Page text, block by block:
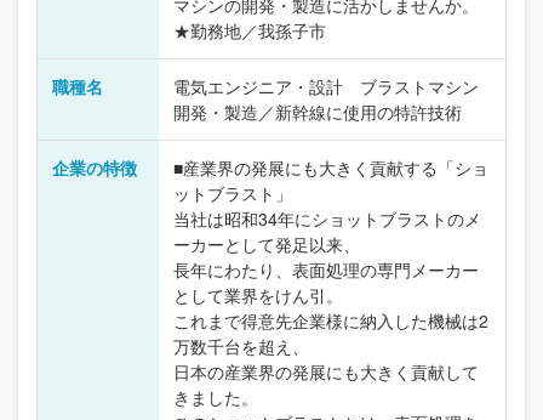
★勤務地／我孫子市
職種名
電気エンジニア・設計 ブラストマシン
開発・製造／新幹線に使用の特許技術
企業の特徴
■産業界の発展にも大きく貢献する「ショ
ットブラスト」
当社は昭和34年にショットブラストのメ
ーカーとして発足以来、
長年にわたり、表面処理の専門メーカー
として業界をけん引。
これまで得意先企業様に納入した機械は2
万数千台を超え、
日本の産業界の発展にも大きく貢献して
きました。